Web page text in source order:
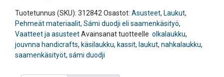
Tuotetunnus (SKU): 312842 Osastot: Asusteet, Laukut,
Pehmeät materiaalit, Sámi duodji eli saamenkäsityö,
Vaatteet ja asusteetAvainsanat tuotteelle olkalaukku,
jouvnna handicrafts, käsilaukku, kassit, laukut, nahkalaukku,
saamenkäsityöt, sámi duodji